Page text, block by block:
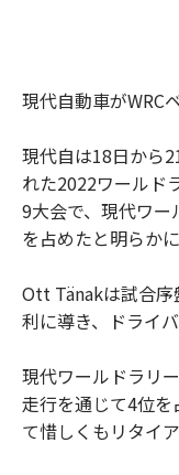
現代自動車がWRC
現代自は18日から
れた2022ワールド
9大会で、現代ワ
を占めたと明らかに
Ott Tänakは試合序
利に導き、ドライ
現代ワールドラリ
走行を通じて4位
て惜しくもリタイア